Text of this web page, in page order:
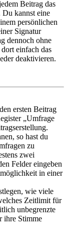
Beitrag das
Du kannst eine
persönlichen
Signatur
dennoch ohne
einfach das
deaktivieren.
ersten Beitrag
„Umfrage
so hast du
zu
zwei
Felder eingeben
in einer
wie viele
Zeitlimit für
unbegrenzte
ihre Stimme